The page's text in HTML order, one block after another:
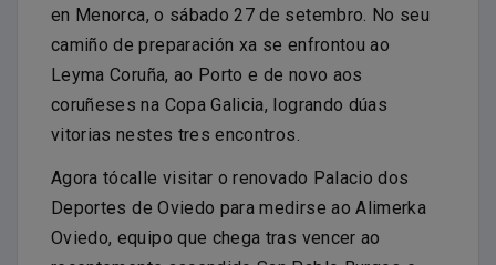
en Menorca, o sábado 27 de setembro. No seu
camiño de preparación xa se enfrontou ao
Leyma Coruña, ao Porto e de novo aos
coruñeses na Copa Galicia, logrando dúas
vitorias nestes tres encontros.
Agora tócalle visitar o renovado Palacio dos
Deportes de Oviedo para medirse ao Alimerka
Oviedo, equipo que chega tras vencer ao